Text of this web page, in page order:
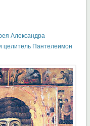
Александра
целитель Пантелеимон